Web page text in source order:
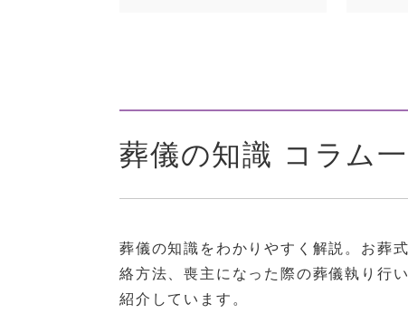
葬儀の知識 コラム
葬儀の知識をわかりやすく解説。お葬
絡方法、喪主になった際の葬儀執り行
紹介しています。